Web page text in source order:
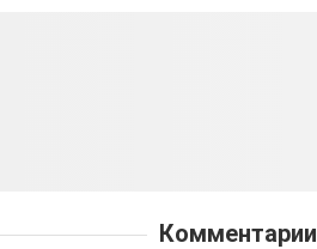
Комментарии